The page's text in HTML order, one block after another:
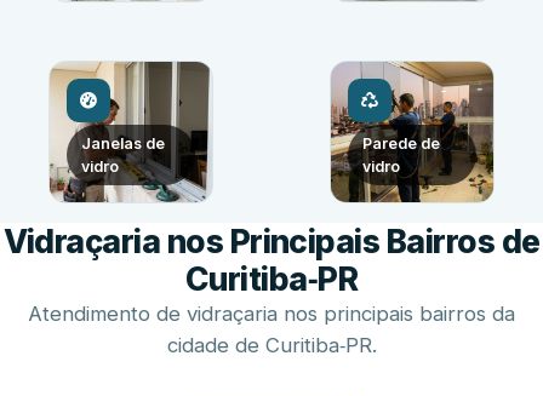
Janelas de
vidro
Parede de
vidro
Vidraçaria nos Principais Bairros de
Curitiba‑PR
Atendimento de vidraçaria nos principais bairros da
cidade de Curitiba‑PR.